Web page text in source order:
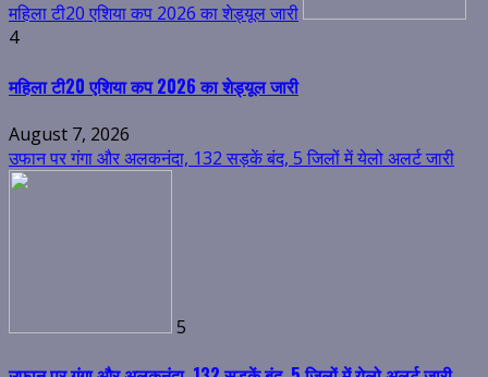
महिला टी20 एशिया कप 2026 का शेड्यूल जारी
4
महिला टी20 एशिया कप 2026 का शेड्यूल जारी
August 7, 2026
उफान पर गंगा और अलकनंदा, 132 सड़कें बंद, 5 जिलों में येलो अलर्ट जारी
5